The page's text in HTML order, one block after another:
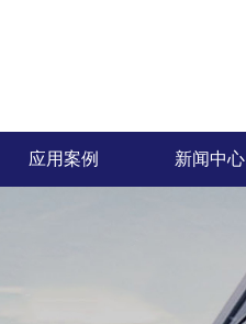
应用案例 新闻中心